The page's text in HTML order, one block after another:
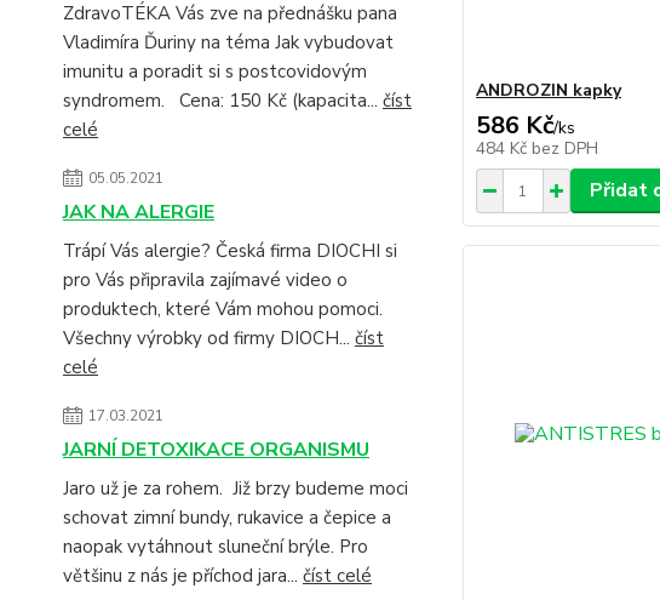
ZdravoTÉKA Vás zve na přednášku pana
Vladimíra Ďuriny na téma Jak vybudovat
imunitu a poradit si s postcovidovým
syndromem. Cena: 150 Kč (kapacita... číst
celé
05.05.2021
JAK NA ALERGIE
Trápí Vás alergie? Česká firma DIOCHI si
pro Vás připravila zajímavé video o
produktech, které Vám mohou pomoci.
Všechny výrobky od firmy DIOCH... číst
celé
17.03.2021
JARNÍ DETOXIKACE ORGANISMU
Jaro už je za rohem. Již brzy budeme moci
schovat zimní bundy, rukavice a čepice a
naopak vytáhnout sluneční brýle. Pro
většinu z nás je příchod jara... číst celé
ANDROZIN kapky
586 Kč/ks
484 Kč bez DPH
Přidat